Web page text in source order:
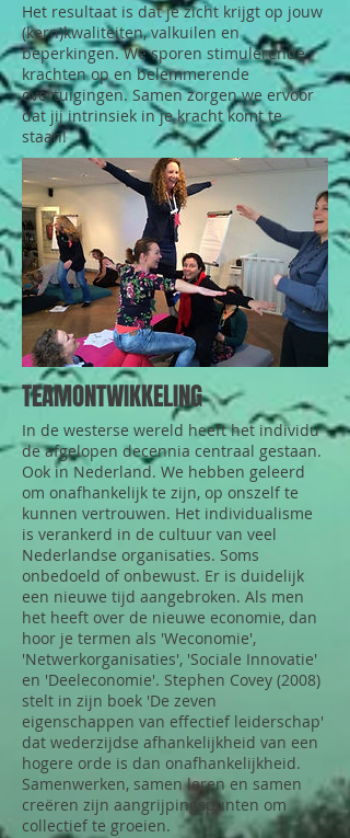
Het resultaat is dat je zicht krijgt op jouw
(kern)kwaliteiten, valkuilen en
beperkingen. We sporen stimulerende
krachten op en belemmerende
overtuigingen. Samen zorgen we ervoor
dat jij intrinsiek in je kracht komt te
staan!
TEAMONTWIKKELING
In de westerse wereld heeft het individu
de afgelopen decennia centraal gestaan.
Ook in Nederland. We hebben geleerd
om onafhankelijk te zijn, op onszelf te
kunnen vertrouwen. Het individualisme
is verankerd in de cultuur van veel
Nederlandse organisaties. Soms
onbedoeld of onbewust. Er is duidelijk
een nieuwe tijd aangebroken. Als men
het heeft over de nieuwe economie, dan
hoor je termen als 'Weconomie',
'Netwerkorganisaties', 'Sociale Innovatie'
en 'Deeleconomie'. Stephen Covey (2008)
stelt in zijn boek 'De zeven
eigenschappen van effectief leiderschap'
dat wederzijdse afhankelijkheid van een
hogere orde is dan onafhankelijkheid.
Samenwerken, samen leren en samen
creëren zijn aangrijpingspunten om
collectief te groeien.